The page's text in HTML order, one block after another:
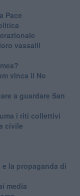
Pace
vassalli
vinca il No
a guardare San
i riti collettivi
civile
la propaganda di
media